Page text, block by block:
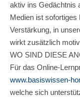
aktiv ins Gedächtnis
Medien ist
Verstärkung, in
wirkt zusätzlich
WO SIND DIESE
Für das Online-
www.basiswissen-
welche sich